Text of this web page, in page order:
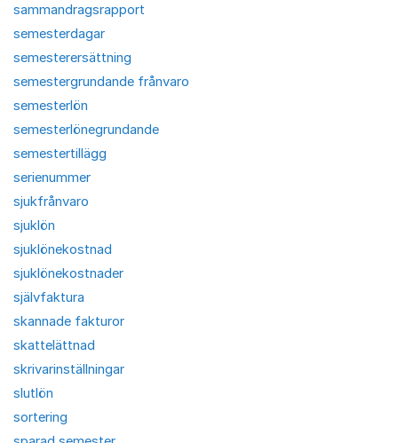
sammandragsrapport
semesterdagar
semesterersättning
semestergrundande frånvaro
semesterlön
semesterlönegrundande
semestertillägg
serienummer
sjukfrånvaro
sjuklön
sjuklönekostnad
sjuklönekostnader
självfaktura
skannade fakturor
skattelättnad
skrivarinställningar
slutlön
sortering